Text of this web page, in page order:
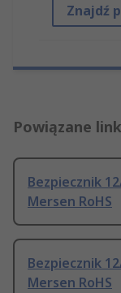
Znajdź
Powiązane
Bezpiecznik
Mersen RoHS
Bezpiecznik
Mersen RoHS